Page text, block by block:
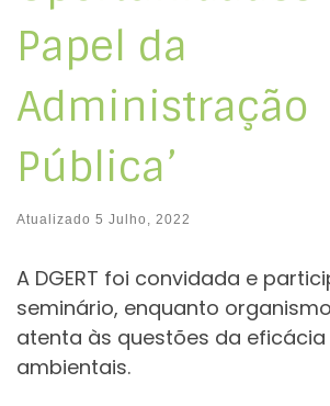
Papel da
Administração
Pública’
Atualizado 5 Julho, 2022
A DGERT foi convidada e
seminário, enquanto
atenta às questões da
ambientais.